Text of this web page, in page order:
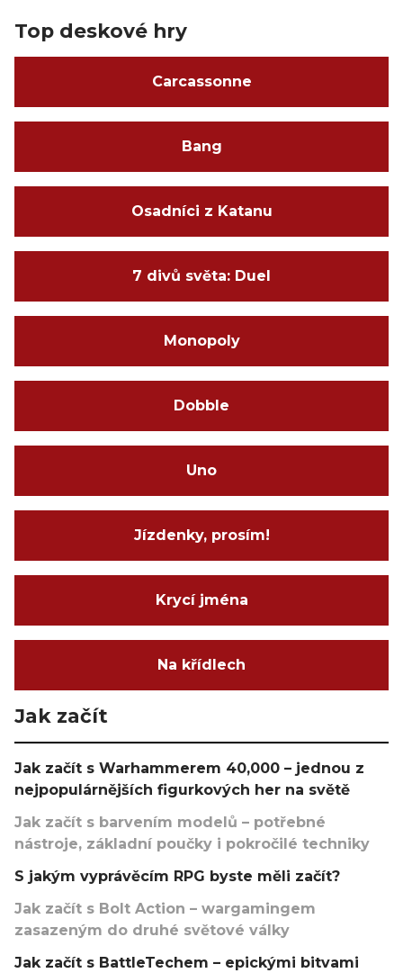
Top deskové hry
Carcassonne
Bang
Osadníci z Katanu
7 divů světa: Duel
Monopoly
Dobble
Uno
Jízdenky, prosím!
Krycí jména
Na křídlech
Jak začít
Jak začít s Warhammerem 40,000 – jednou z
nejpopulárnějších figurkových her na světě
Jak začít s barvením modelů – potřebné
nástroje, základní poučky i pokročilé techniky
S jakým vyprávěcím RPG byste měli začít?
Jak začít s Bolt Action – wargamingem
zasazeným do druhé světové války
Jak začít s BattleTechem – epickými bitvami